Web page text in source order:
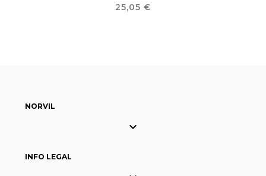
Preço
25,05 €
NORVIL

INFO LEGAL